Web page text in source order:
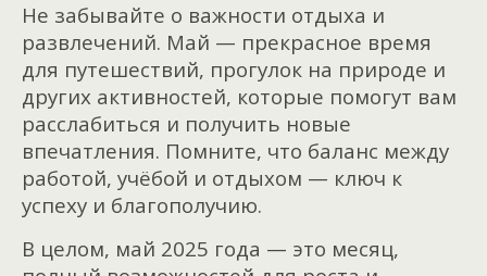
Не забывайте о важности отдыха и
развлечений. Май — прекрасное время
для путешествий, прогулок на природе и
других активностей, которые помогут вам
расслабиться и получить новые
впечатления. Помните, что баланс между
работой, учёбой и отдыхом — ключ к
успеху и благополучию.
В целом, май 2025 года — это месяц,